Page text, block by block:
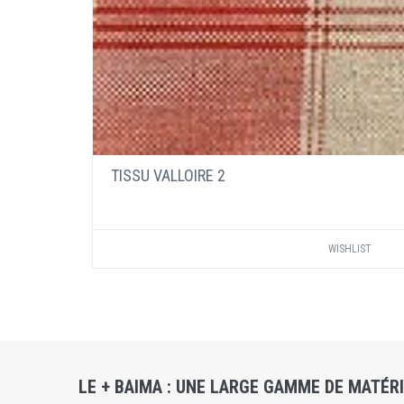
TISSU VALLOIRE 2
WISHLIST
LE + BAIMA : UNE LARGE GAMME DE